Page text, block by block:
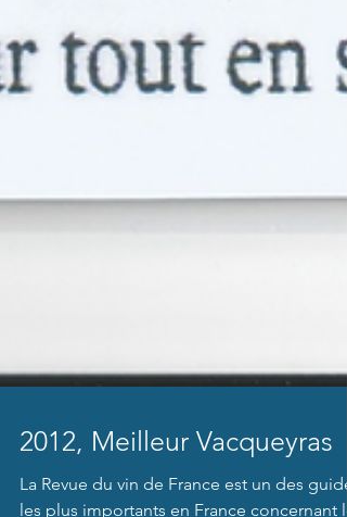
2012, Meilleur Vacqueyras